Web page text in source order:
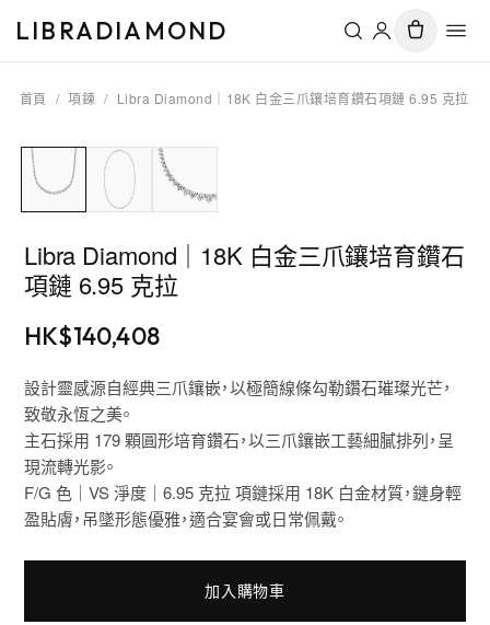
LIBRADIAMOND
首頁 / 項鍊 / Libra Diamond｜18K 白金三爪鑲培育鑽石項鏈 6.95 克拉
Libra Diamond｜18K 白金三爪鑲培育鑽石
項鏈 6.95 克拉
HK$140,408
設計靈感源自經典三爪鑲嵌，以極簡線條勾勒鑽石璀璨光芒，
致敬永恆之美。
主石採用 179 顆圓形培育鑽石，以三爪鑲嵌工藝細膩排列，呈
現流轉光影。
F/G 色｜VS 淨度｜6.95 克拉 項鏈採用 18K 白金材質，鏈身輕
盈貼膚，吊墜形態優雅，適合宴會或日常佩戴。
加入購物車